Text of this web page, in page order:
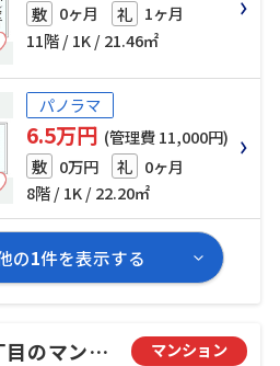
敷 0ヶ月 礼 1ヶ月
11階 / 1K / 21.46㎡
パノラマ
6.5万円 (管理費 11,000円)
敷 0万円 礼 0ヶ月
8階 / 1K / 22.20㎡
の1件を表示する
大阪市北区中津６丁目のマンション マンション